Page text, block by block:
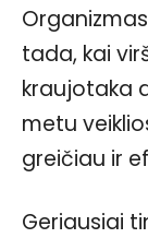
tada, kai
kraujotaka
metu
greičiau ir
Geriausiai